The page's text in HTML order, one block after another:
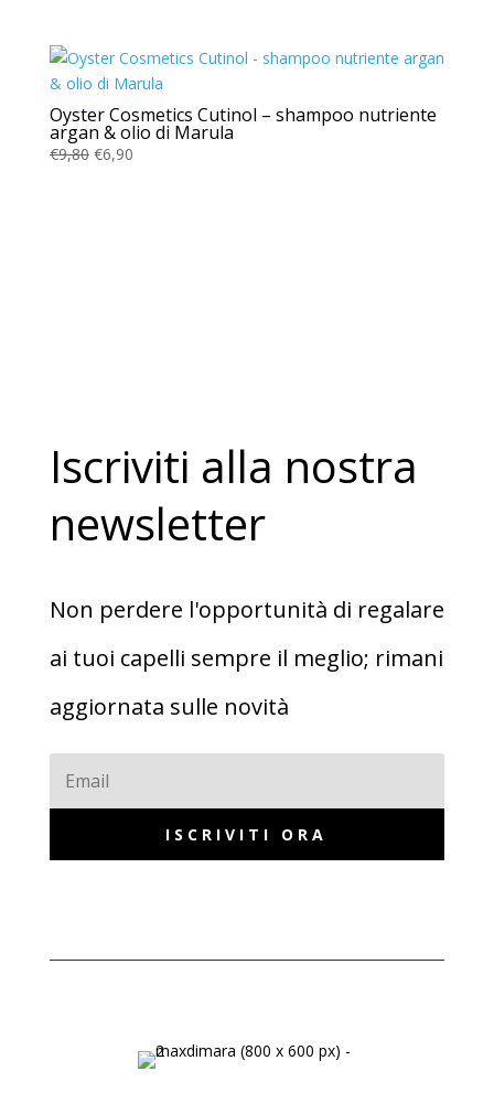
Oyster Cosmetics Cutinol – shampoo nutriente
argan & olio di Marula
€9,80 Il
€6,90Il
Iscriviti alla nostra
newsletter
Non perdere l'opportunità di regalare
ai tuoi capelli sempre il meglio; rimani
aggiornata sulle novità
ISCRIVITI ORA